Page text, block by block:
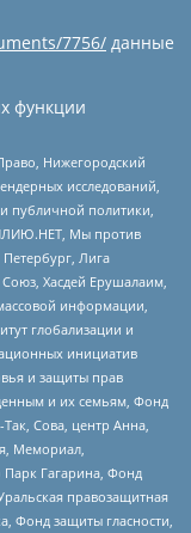
7756/ данные
функции
Нижегородский
исследований,
публичной политики,
Мы против
Лига
Хасдей Ерушалаим,
информации,
глобализации и
инициатив
и защиты прав
и их семьям, Фонд
Сова, центр Анна,
Мемориал,
Парк Гагарина, Фонд
правозащитная
Фонд защиты гласности,